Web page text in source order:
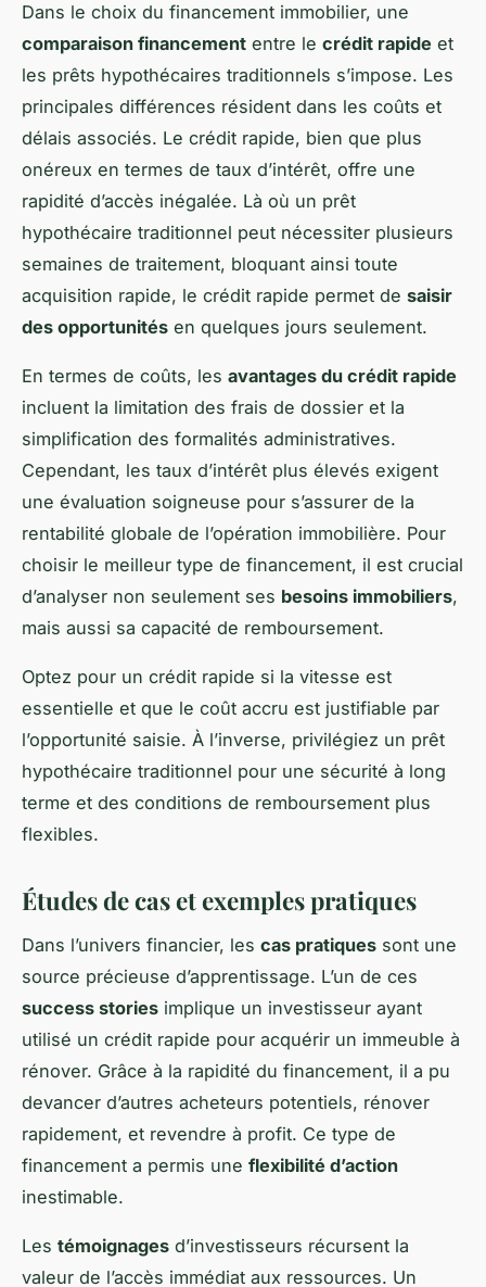
Dans le choix du financement immobilier, une
comparaison financement entre le crédit rapide et
les prêts hypothécaires traditionnels s’impose. Les
principales différences résident dans les coûts et
délais associés. Le crédit rapide, bien que plus
onéreux en termes de taux d’intérêt, offre une
rapidité d’accès inégalée. Là où un prêt
hypothécaire traditionnel peut nécessiter plusieurs
semaines de traitement, bloquant ainsi toute
acquisition rapide, le crédit rapide permet de saisir
des opportunités en quelques jours seulement.
En termes de coûts, les avantages du crédit rapide
incluent la limitation des frais de dossier et la
simplification des formalités administratives.
Cependant, les taux d’intérêt plus élevés exigent
une évaluation soigneuse pour s’assurer de la
rentabilité globale de l’opération immobilière. Pour
choisir le meilleur type de financement, il est crucial
d’analyser non seulement ses besoins immobiliers,
mais aussi sa capacité de remboursement.
Optez pour un crédit rapide si la vitesse est
essentielle et que le coût accru est justifiable par
l’opportunité saisie. À l’inverse, privilégiez un prêt
hypothécaire traditionnel pour une sécurité à long
terme et des conditions de remboursement plus
flexibles.
Études de cas et exemples pratiques
Dans l’univers financier, les cas pratiques sont une
source précieuse d’apprentissage. L’un de ces
success stories implique un investisseur ayant
utilisé un crédit rapide pour acquérir un immeuble à
rénover. Grâce à la rapidité du financement, il a pu
devancer d’autres acheteurs potentiels, rénover
rapidement, et revendre à profit. Ce type de
financement a permis une flexibilité d’action
inestimable.
Les témoignages d’investisseurs récursent la
valeur de l’accès immédiat aux ressources. Un